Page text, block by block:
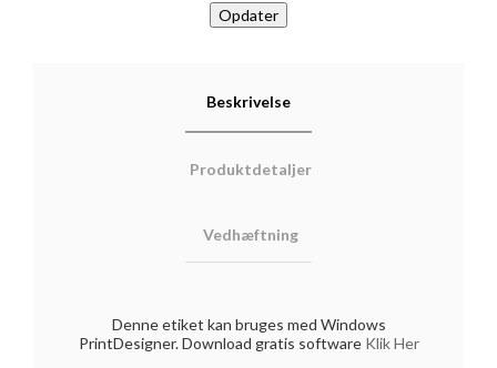
Beskrivelse
Produktdetaljer
Vedhæftning
Denne etiket kan bruges med Windows
PrintDesigner. Download gratis software Klik Her